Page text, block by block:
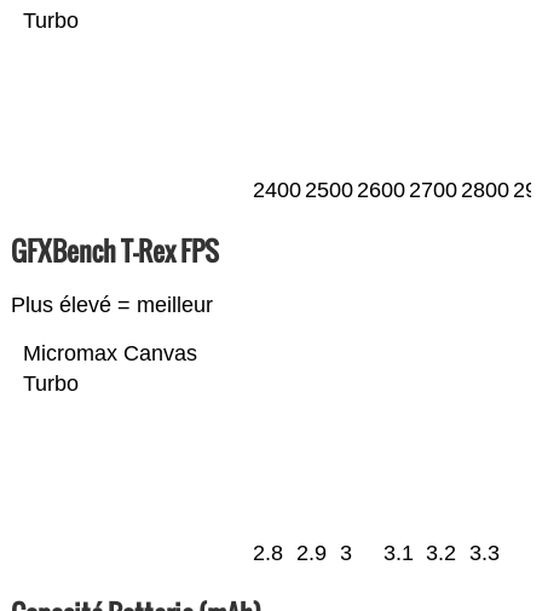
Turbo
24002500260027002800
GFXBench T-Rex FPS
Plus élevé = meilleur
Micromax Canvas
Turbo
2.8 2.9 3 3.1 3.2 3.3